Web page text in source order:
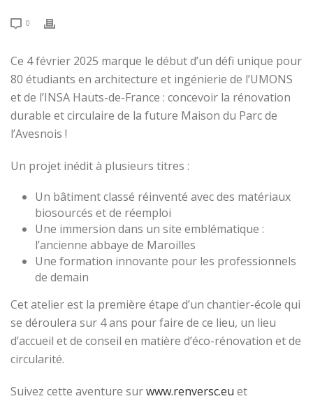
0
Ce 4 février 2025 marque le début d’un défi unique pour
80 étudiants en architecture et ingénierie de l’UMONS
et de l’INSA Hauts-de-France : concevoir la rénovation
durable et circulaire de la future Maison du Parc de
l’Avesnois !
Un projet inédit à plusieurs titres :
Un bâtiment classé réinventé avec des matériaux
biosourcés et de réemploi
Une immersion dans un site emblématique :
l’ancienne abbaye de Maroilles
Une formation innovante pour les professionnels
de demain
Cet atelier est la première étape d’un chantier-école qui
se déroulera sur 4 ans pour faire de ce lieu, un lieu
d’accueil et de conseil en matière d’éco-rénovation et de
circularité.
Suivez cette aventure surwww.renversc.eu et